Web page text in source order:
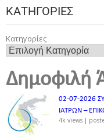
ΚΑΤΗΓΟΡΊΕΣ
Κατηγορίες
Δημοφιλή
02-07-2026
ΙΑΤΡΩΝ –
4k views |